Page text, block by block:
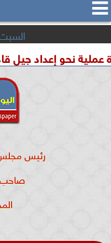
السبت 8 أغسطس
جيل قادر على
رئيس مجلس
صاحب